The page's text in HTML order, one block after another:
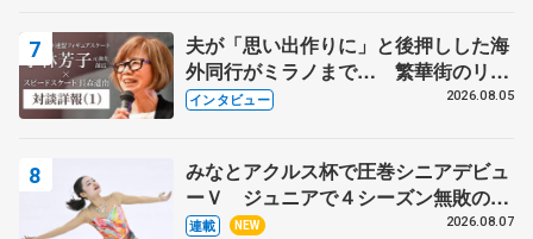
夫が「思い出作りに」と後押しした海
外同行がミラノまで… 繁華街のリン
クでは不良のお兄さんも味方に 小林
インタビュー 2026.08.05
みなとアクルス杯で圧巻シニアデビュ
ーＶ ジュニアで４シーズン無敗の島
田麻央
連載 NEW 2026.08.07